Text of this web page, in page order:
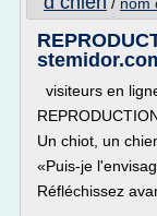
visiteurs en
Un chiot, un
«Puis-je
Réfléchissez